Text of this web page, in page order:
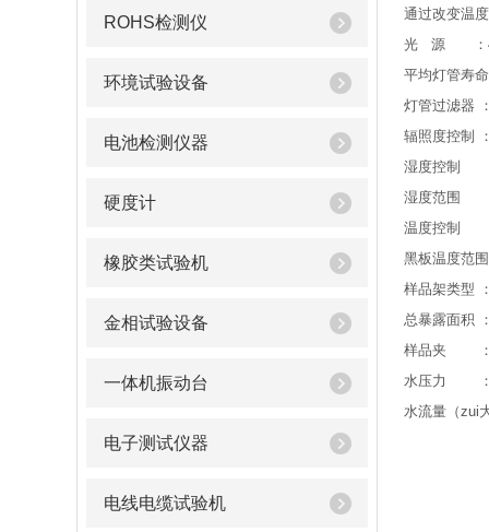
ROHS检测仪
环境试验设备
电池检测仪器
硬度计
橡胶类试验机
金相试验设备
一体机振动台
电子测试仪器
电线电缆试验机
通过改变温
光 源 ：
平均灯管寿
灯管过滤器
辐照度控制
湿度控制
湿度范围 ：
温度控制
黑板温度范
样品架类型
总暴露面积
样品夹 ：
水压力 ：
水流量（zui